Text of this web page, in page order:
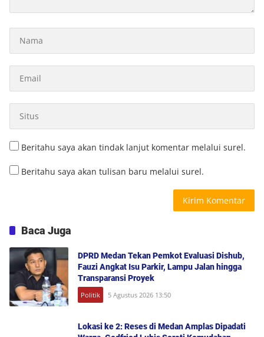
Beritahu saya akan tindak lanjut komentar melalui surel.
Beritahu saya akan tulisan baru melalui surel.
Baca Juga
DPRD Medan Tekan Pemkot Evaluasi Dishub,
Fauzi Angkat Isu Parkir, Lampu Jalan hingga
Transparansi Proyek
Politik 5 Agustus 2026 13:50
Lokasi ke 2: Reses di Medan Amplas Dipadati